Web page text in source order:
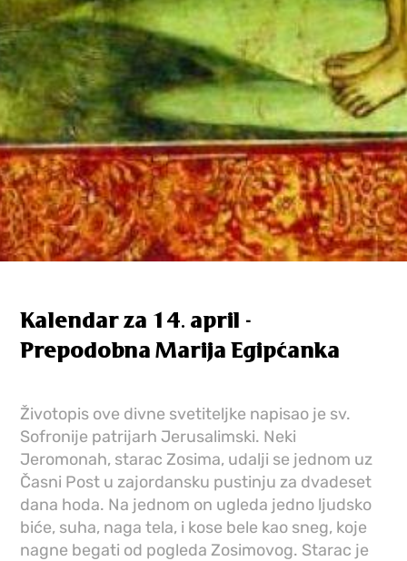
Kalendar za 14. april -
Prepodobna Marija Egipćanka
Životopis ove divne svetiteljke napisao je sv.
Sofronije patrijarh Jerusalimski. Neki
Jeromonah, starac Zosima, udalji se jednom uz
Časni Post u zajordansku pustinju za dvadeset
dana hoda. Na jednom on ugleda jedno ljudsko
biće, suha, naga tela, i kose bele kao sneg, koje
nagne begati od pogleda Zosimovog. Starac je